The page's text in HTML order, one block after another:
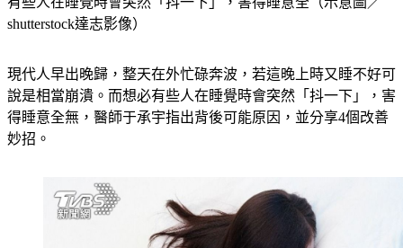
有些人在睡覺時會突然「抖一下」，害得睡意全（示意圖／
現代人早出晚歸，整天在外忙碌奔波，若這晚上時又睡不好可
說是相當崩潰。而想必有些人在睡覺時會突然「抖一下」，害
得睡意全無，醫師于承宇指出背後可能原因，並分享4個改善